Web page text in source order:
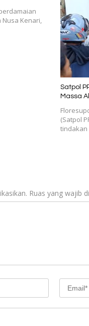
Kenari,
Satpol
Massa
(Satpol
Ruas yang wajib